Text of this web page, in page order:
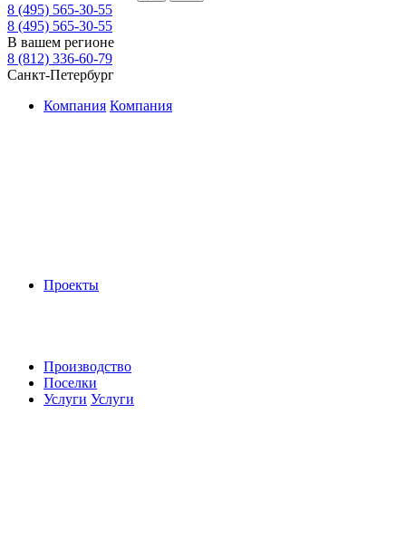
8 (495) 565-30-55
8 (495) 565-30-55
В вашем регионе
8 (812) 336-60-79
Санкт-Петербург
Компания Компания
Проекты
Производство
Поселки
Услуги Услуги